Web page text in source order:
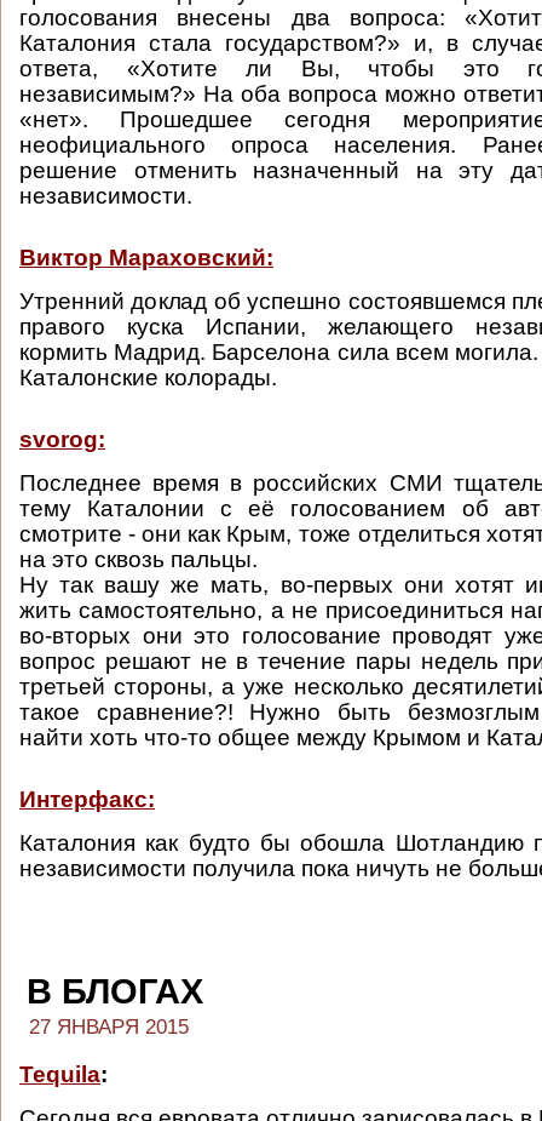
голосования внесены два вопроса:
Каталония стала государством?» и, в
ответа, «Хотите ли Вы, чтобы это
независимым?» На оба вопроса можно
«нет». Прошедшее сегодня
неофициального опроса населения.
решение отменить назначенный на эту
независимости.
Виктор Мараховский:
Утренний доклад об успешно состоявшемся
правого куска Испании, желающего
кормить Мадрид. Барселона сила всем
Каталонские колорады.
svorog:
Последнее время в российских СМИ
тему Каталонии с её голосованием об
смотрите - они как Крым, тоже отделиться
на это сквозь пальцы.
Ну так вашу же мать, во-первых они хотят
жить самостоятельно, а не присоединиться
во-вторых они это голосование проводят
вопрос решают не в течение пары недель
третьей стороны, а уже несколько
такое сравнение?! Нужно быть
найти хоть что-то общее между Крымом и
Интерфакс:
Каталония как будто бы обошла Шотландию
независимости получила пока ничуть не
В БЛОГАХ
27 ЯНВАРЯ 2015
Tequila: